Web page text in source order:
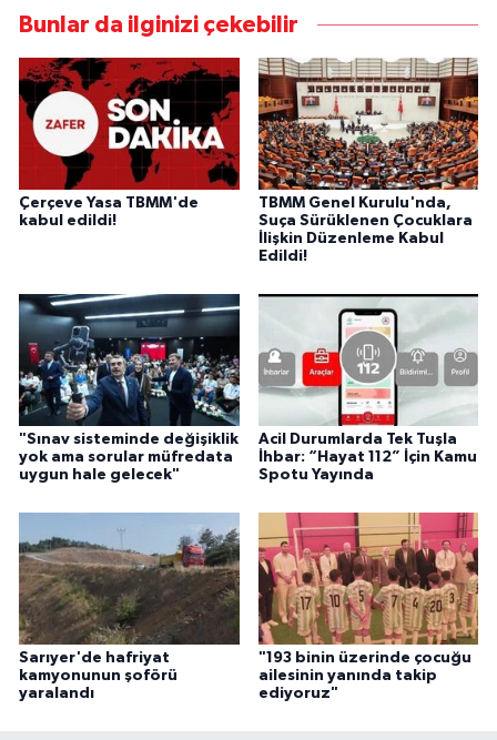
Bunlar da ilginizi çekebilir
Çerçeve Yasa TBMM'de
kabul edildi!
TBMM Genel Kurulu'nda,
Suça Sürüklenen Çocuklara
İlişkin Düzenleme Kabul
Edildi!
"Sınav sisteminde değişiklik
yok ama sorular müfredata
uygun hale gelecek"
Acil Durumlarda Tek Tuşla
İhbar: “Hayat 112” İçin Kamu
Spotu Yayında
Sarıyer'de hafriyat
kamyonunun şoförü
yaralandı
"193 binin üzerinde çocuğu
ailesinin yanında takip
ediyoruz"